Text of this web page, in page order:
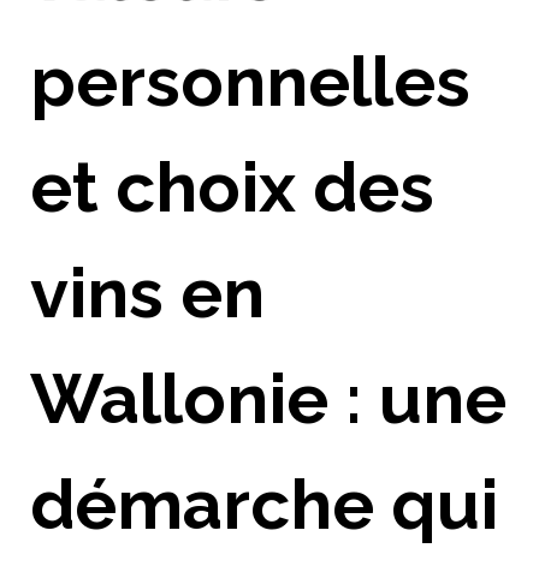
personnelles
et choix des
vins en
Wallonie : une
démarche qui